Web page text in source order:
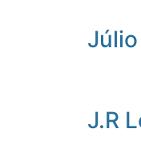
J.R